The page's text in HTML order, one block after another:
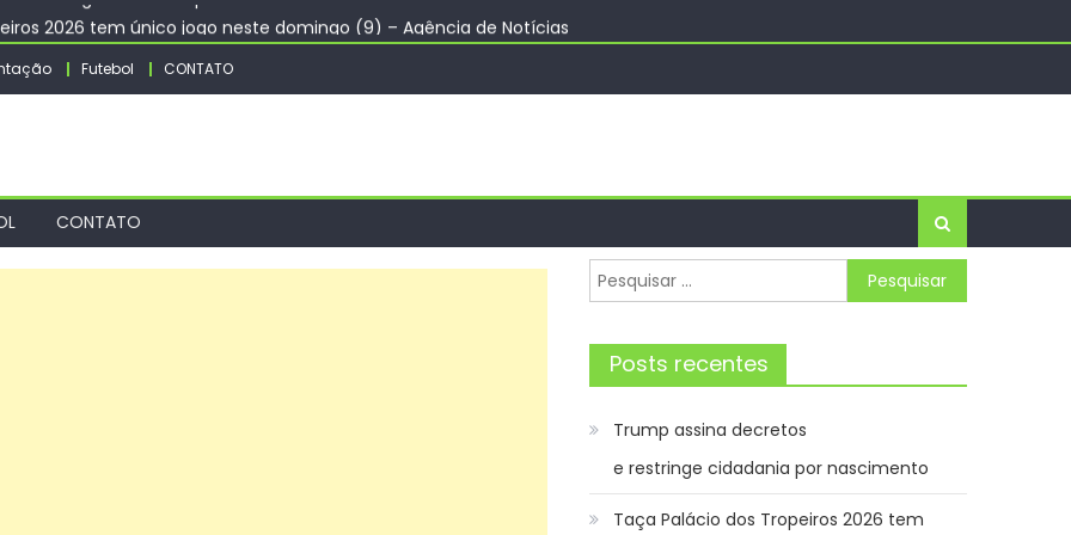
2026 tem único jogo neste domingo (9) – Agência de Notícias
Fibromialgia passa a ser exclusivamente pelo aplicativo João Pessoa na Palma da Mão
divulga novo cronograma dos editais da PNAB – Prefeitura Estância Turística Guaratinguetá
e restringe cidadania por nascimento
Futebol CONTATO
CONTATO
Pesquisar
por:
Posts recentes
Trump assina decretos
e restringe cidadania por nascimento
Taça Palácio dos Tropeiros 2026 tem